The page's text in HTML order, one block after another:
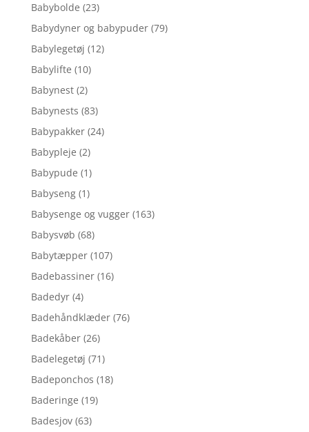
Babybolde (23)
Babydyner og babypuder (79)
Babylegetøj (12)
Babylifte (10)
Babynest (2)
Babynests (83)
Babypakker (24)
Babypleje (2)
Babypude (1)
Babyseng (1)
Babysenge og vugger (163)
Babysvøb (68)
Babytæpper (107)
Badebassiner (16)
Badedyr (4)
Badehåndklæder (76)
Badekåber (26)
Badelegetøj (71)
Badeponchos (18)
Baderinge (19)
Badesjov (63)